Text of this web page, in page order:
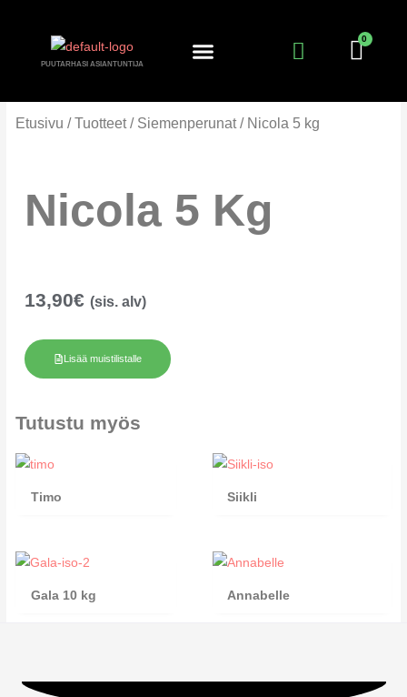
PUUTARHASI ASIANTUNTIJA
Etusivu /Tuotteet/ Siemenperunat/ Nicola 5 kg
Nicola 5 Kg
13,90€ (sis. alv)
Lisää muistilistalle
Tutustu myös
Timo Siikli
Gala 10 kg Annabelle